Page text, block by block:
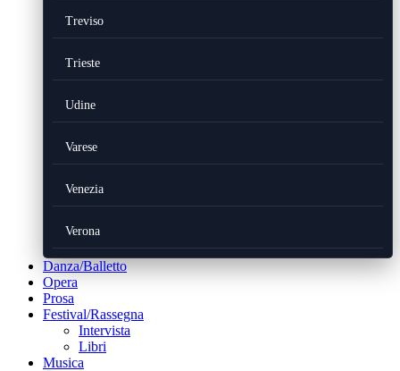
Treviso
Trieste
Udine
Varese
Venezia
Verona
Danza/Balletto
Opera
Prosa
Festival/Rassegna
Intervista
Libri
Musica